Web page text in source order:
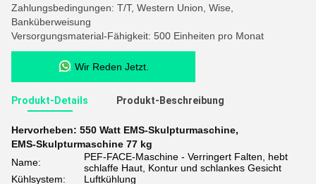
Zahlungsbedingungen: T/T, Western Union, Wise,
Banküberweisung
Versorgungsmaterial-Fähigkeit: 500 Einheiten pro Monat
Wir Reden Jetzt.
Produkt-Details Produkt-Beschreibung
Hervorheben: 550 Watt EMS-Skulpturmaschine,
EMS-Skulpturmaschine 77 kg
Name:
PEF-FACE-Maschine - Verringert Falten, hebt
schlaffe Haut, Kontur und schlankes Gesicht
Kühlsystem:
Luftkühlung